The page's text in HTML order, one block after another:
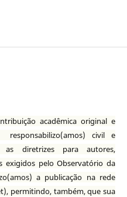
acadêmica original e
civil e
diretrizes para autores,
exigidos pelo Observatório da
a publicação na rede
permitindo, também, que sua